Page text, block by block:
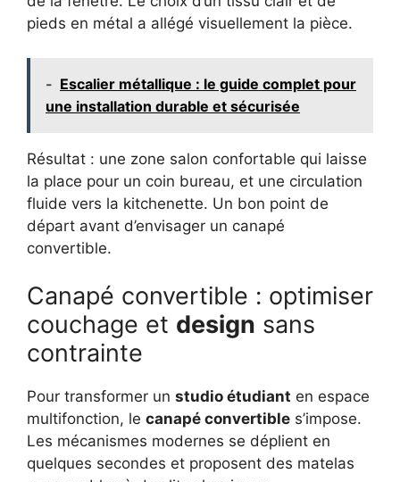
pieds en métal a allégé visuellement la pièce.
- Escalier métallique : le guide complet pour
une installation durable et sécurisée
Résultat : une zone salon confortable qui laisse
la place pour un coin bureau, et une circulation
fluide vers la kitchenette. Un bon point de
départ avant d’envisager un canapé
convertible.
Canapé convertible : optimiser
couchage et design sans
contrainte
Pour transformer un studio étudiant en espace
multifonction, le canapé convertible s’impose.
Les mécanismes modernes se déplient en
quelques secondes et proposent des matelas